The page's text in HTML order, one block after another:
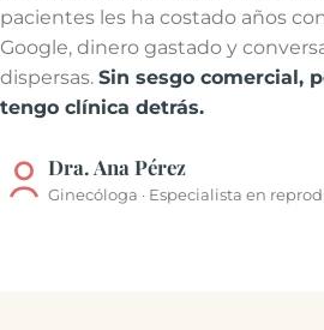
pacientes les ha costado años
Google, dinero gastado y
dispersas. Sin sesgo comercial,
tengo clínica detrás.
Dra. Ana Pérez
Ginecóloga · Especialista en